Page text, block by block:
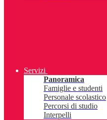
Servizi
Panoramica
Famiglie e studenti
Personale scolastico
Percorsi di studio
Interpelli